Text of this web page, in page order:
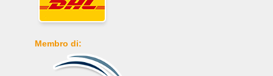
Membro di: